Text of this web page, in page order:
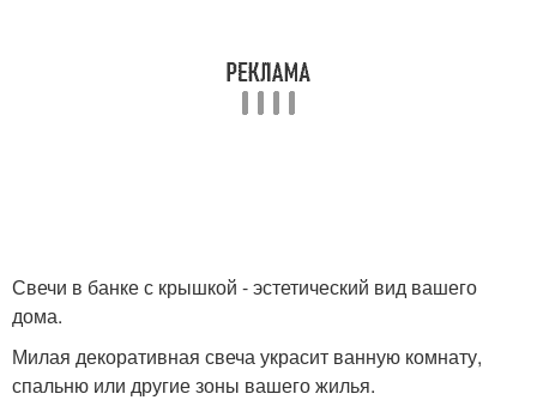
Свечи в банке с крышкой - эстетический вид вашего
дома.
Милая декоративная свеча украсит ванную комнату,
спальню или другие зоны вашего жилья.